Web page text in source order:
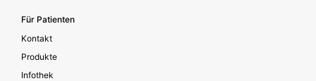
Für Patienten
Kontakt
Produkte
Infothek